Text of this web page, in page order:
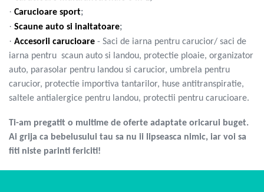
· Carucioare sport;
· Scaune auto si inaltatoare;
· Accesorii carucioare - Saci de iarna pentru carucior/ saci de
iarna pentru scaun auto si landou, protectie ploaie, organizator
auto, parasolar pentru landou si carucior, umbrela pentru
carucior, protectie importiva tantarilor, huse antitranspiratie,
saltele antialergice pentru landou, protectii pentru carucioare.
Ti-am pregatit o multime de oferte adaptate oricarui buget.
Ai grija ca bebelusului tau sa nu ii lipseasca nimic, iar voi sa
fiti niste parinti fericiti!